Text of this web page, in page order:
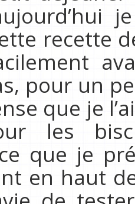
recette
pour un
que je
les
que je
en haut